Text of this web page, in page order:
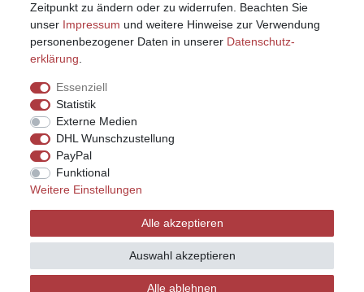
Zeitpunkt zu ändern oder zu widerrufen. Beachten Sie
unser Impressum und weitere Hinweise zur Verwendung
personenbezogener Daten in unserer Daten­schutz­
erklärung
Essenziell
Statistik
Externe Medien
DHL Wunschzustellung
PayPal
Funktional
Weitere Einstellungen
Alle akzeptieren
Alle ablehnen
Auswahl akzeptieren
Vertrag widerrufen